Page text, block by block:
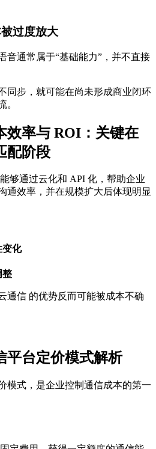
过度放大
音通常属于“基础能力”，并不直接
同步，就可能在尚未形成商业闭环
。
效率与 ROI：关键在
配阶段
够通过云化和 API 化，帮助企业
通效率，并在规模扩大后体现明显
变化
整
通信 的优势反而可能被成本不确
平台定价模式解析
模式，是企业控制通信成本的第一